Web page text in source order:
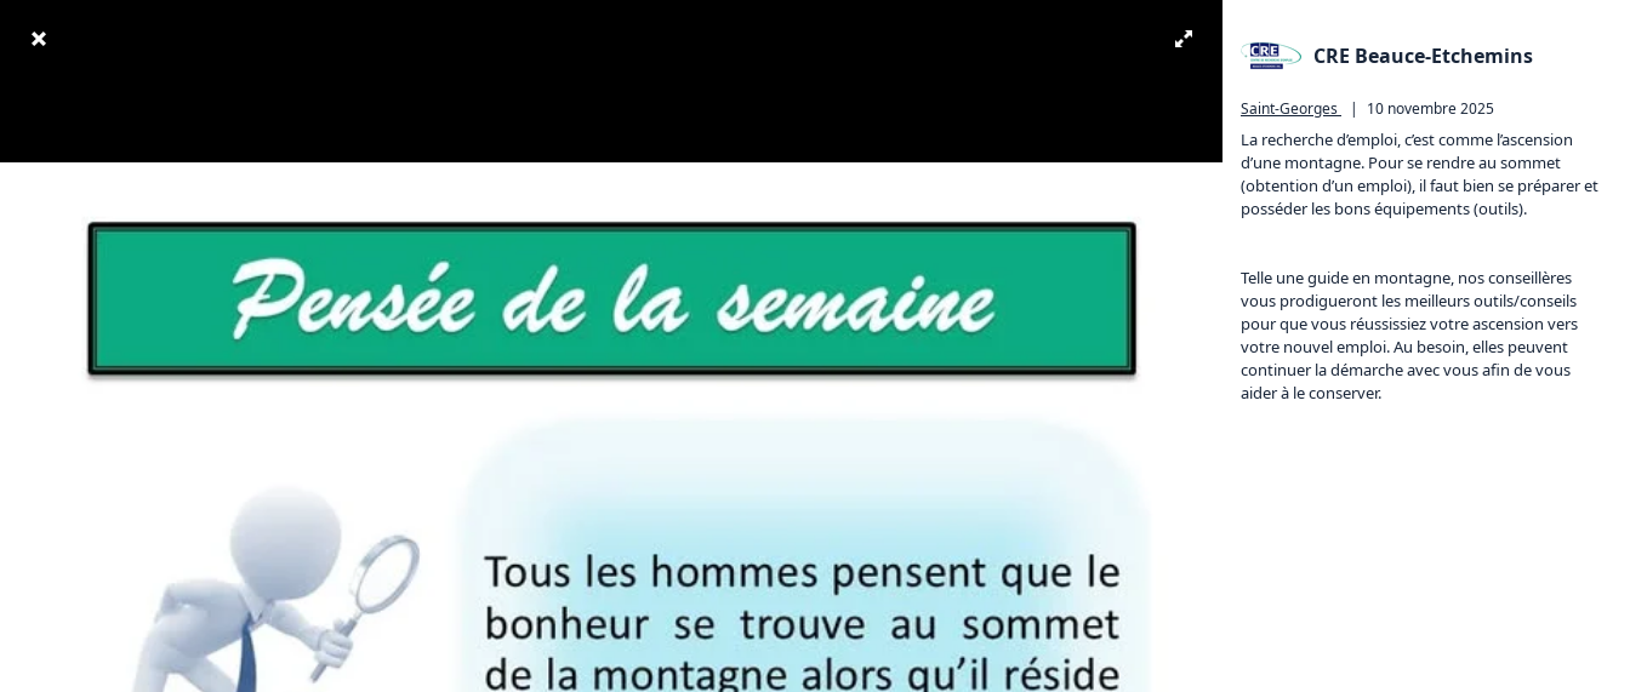
CRE Beauce-Etchemins
Saint-Georges | 10 novembre 2025
La recherche d’emploi, c’est comme l’ascension
d’une montagne. Pour se rendre au sommet
(obtention d’un emploi), il faut bien se préparer et
posséder les bons équipements (outils).
Telle une guide en montagne, nos conseillères
vous prodigueront les meilleurs outils/conseils
pour que vous réussissiez votre ascension vers
votre nouvel emploi. Au besoin, elles peuvent
continuer la démarche avec vous afin de vous
aider à le conserver.